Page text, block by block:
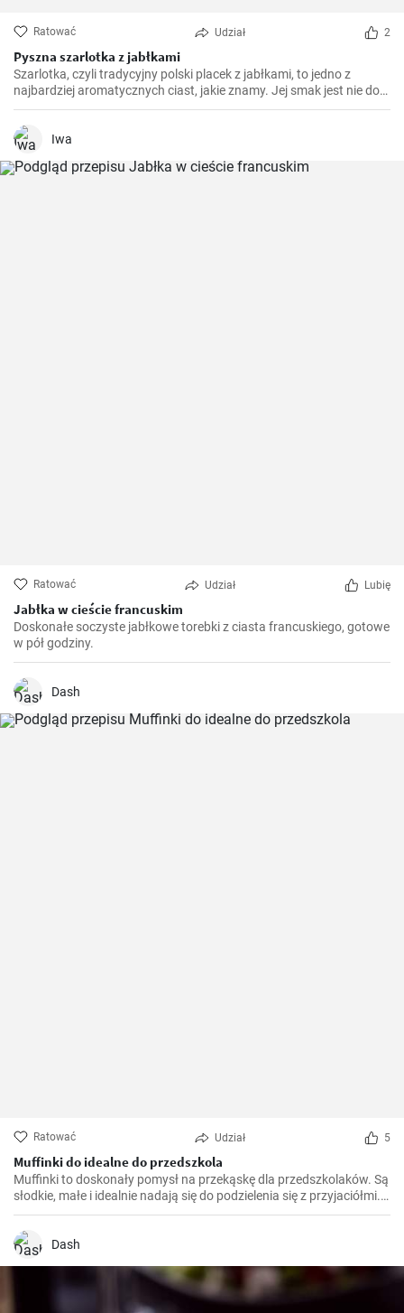
Ratować Udział 2
Pyszna szarlotka z jabłkami
Szarlotka, czyli tradycyjny polski placek z jabłkami, to jedno z
najbardziej aromatycznych ciast, jakie znamy. Jej smak jest nie do
podrobienia - duża ilość jabłek, przyprawione cynamonem i
goździkami, tworzą niesamowite połączenie z ciastem. Doskonała
na spotkanie z rodziną czy przyjaciółmi.
Iwa
Ratować Udział Lubię
Jabłka w cieście francuskim
Doskonałe soczyste jabłkowe torebki z ciasta francuskiego, gotowe
w pół godziny.
Dash
Ratować Udział 5
Muffinki do idealne do przedszkola
Muffinki to doskonały pomysł na przekąskę dla przedszkolaków. Są
słodkie, małe i idealnie nadają się do podzielenia się z przyjaciółmi.
Ta prosta i smaczna receptura na muffinki do przedszkola z
pewnością przypadnie do gustu dzieciom i dorosłym.
Dash